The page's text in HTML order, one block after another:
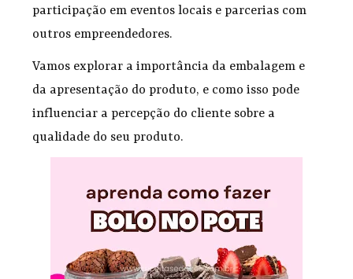
participação em eventos locais e parcerias com
outros empreendedores.
Vamos explorar a importância da embalagem e
da apresentação do produto, e como isso pode
influenciar a percepção do cliente sobre a
qualidade do seu produto.